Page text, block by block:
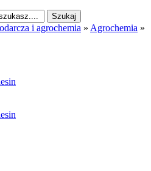
i agrochemia » Agrochemia »